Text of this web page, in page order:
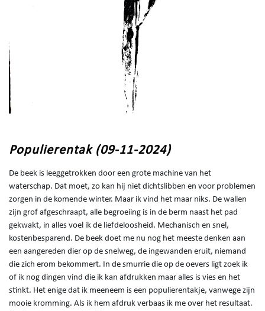
Populierentak (09-11-2024)
De beek is leeggetrokken door een grote machine van het
waterschap. Dat moet, zo kan hij niet dichtslibben en voor problemen
zorgen in de komende winter. Maar ik vind het maar niks. De wallen
zijn grof afgeschraapt, alle begroeiing is in de berm naast het pad
gekwakt, in alles voel ik de liefdeloosheid. Mechanisch en snel,
kostenbesparend. De beek doet me nu nog het meeste denken aan
een aangereden dier op de snelweg, de ingewanden eruit, niemand
die zich erom bekommert. In de smurrie die op de oevers ligt zoek ik
of ik nog dingen vind die ik kan afdrukken maar alles is vies en het
stinkt. Het enige dat ik meeneem is een populierentakje, vanwege zijn
mooie kromming. Als ik hem afdruk verbaas ik me over het resultaat.